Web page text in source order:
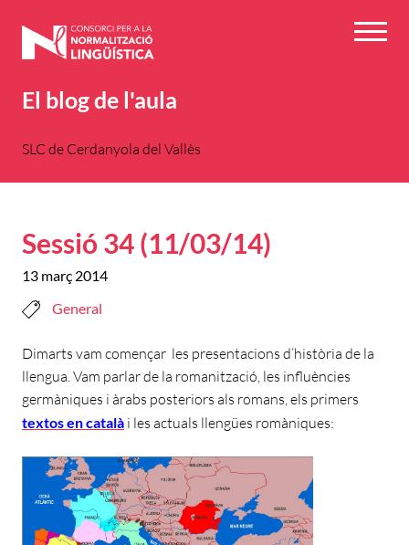
El blog de l'aula
SLC de Cerdanyola del Vallès
Sessió 34 (11/03/14)
13 març 2014
General
Dimarts vam començar les presentacions d’història de la
llengua. Vam parlar de la romanització, les influències
germàniques i àrabs posteriors als romans, els primers
textos en català i les actuals llengües romàniques: